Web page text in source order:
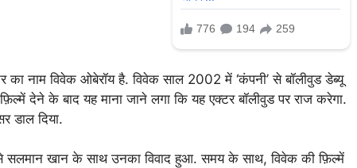
का नाम विवेक ओबेरॉय है. विवेक साल 2002 में ‘कंपनी’ से बॉलीवुड डेब्यू
फ़िल्में देने के बाद यह माना जाने लगा कि यह एक्टर बॉलीवुड पर राज करेगा.
डाल दिया.
सलमान खान के साथ उनका विवाद हुआ. समय के साथ, विवेक की फ़िल्में